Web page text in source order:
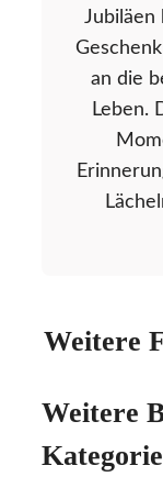
Jubiläen
an die
Leben.
Weitere
Weitere
Kategorie